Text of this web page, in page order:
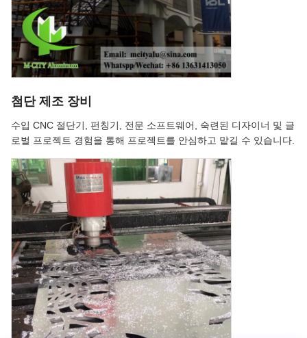
첨단 제조 장비
수입 CNC 절단기, 펀칭기, 전문 소프트웨어, 숙련된 디자이너 및 글
로벌 프로젝트 경험을 통해 프로젝트를 안심하고 맡길 수 있습니다.